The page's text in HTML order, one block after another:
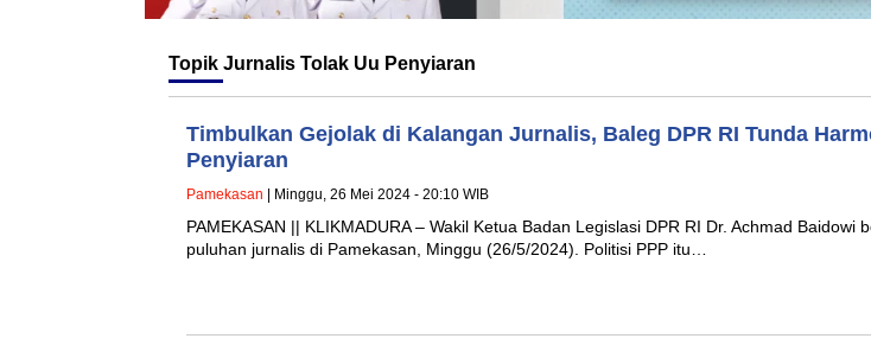
Topik Jurnalis Tolak Uu Penyiaran
Timbulkan Gejolak di Kalangan Jurnalis, Baleg DPR RI Tunda
Penyiaran
Pamekasan | Minggu, 26 Mei 2024 - 20:10 WIB
PAMEKASAN || KLIKMADURA – Wakil Ketua Badan Legislasi DPR RI Dr. Achmad Baidowi
puluhan jurnalis di Pamekasan, Minggu (26/5/2024). Politisi PPP itu…